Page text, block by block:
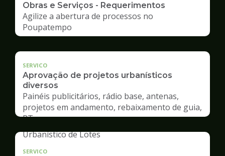
Obras e Serviços - Requerimentos
Agilize a abertura de processos no
Poupatempo
SERVICO
Aprovação de projetos urbanísticos
diversos
Painéis publicitários, rádio base, antenas,
projetos em andamento, rebaixamento de guia,
RT
SERVICO